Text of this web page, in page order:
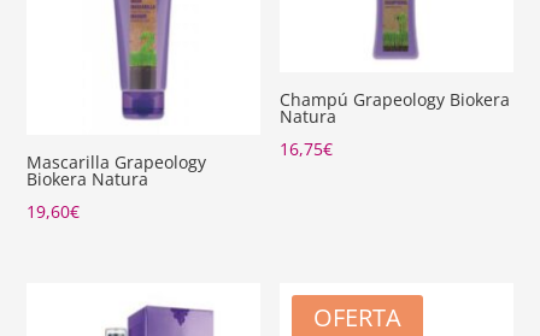
Mascarilla Grapeology
Biokera Natura
19,60€
Champú Grapeology Biokera
Natura
16,75€
OFERTA